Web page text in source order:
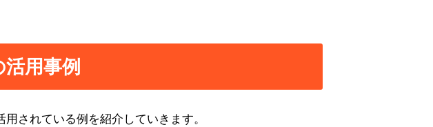
用事例
されている例を紹介していきます。